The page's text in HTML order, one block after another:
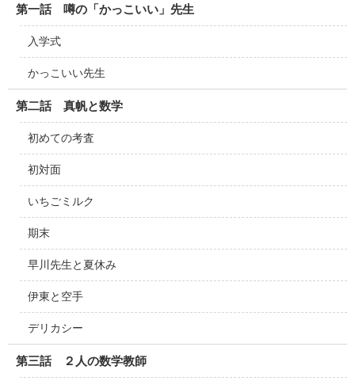
第一話 噂の「かっこいい」先生
入学式
かっこいい先生
第二話 真帆と数学
初めての考査
初対面
いちごミルク
期末
早川先生と夏休み
伊東と空手
デリカシー
第三話 ２人の数学教師